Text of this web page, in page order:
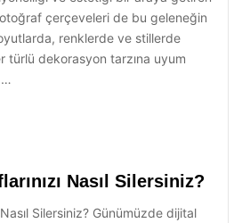
çerçeveleri de bu geleneğin
renklerde ve stillerde
türlü dekorasyon tarzına uyum
Nasıl Silersiniz?
Silersiniz? Günümüzde dijital